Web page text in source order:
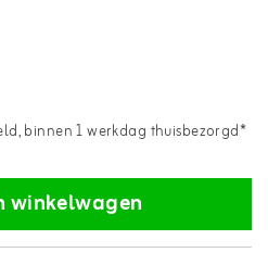
binnen 1 werkdag thuisbezorgd*
winkelwagen